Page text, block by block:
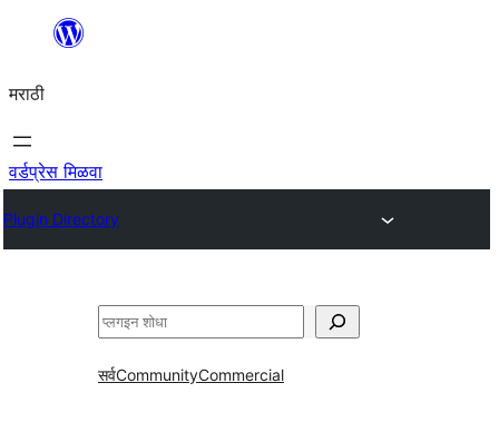
सामुग्रीवर
मराठी
वर्डप्रेस मिळवा
Plugin Directory
शोधा
सर्वCommunityCommercial